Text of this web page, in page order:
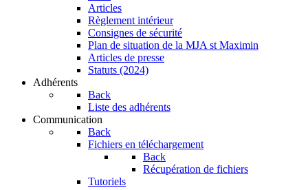
Articles
Règlement intérieur
Consignes de sécurité
Plan de situation de la MJA st Maximin
Articles de presse
Statuts (2024)
Adhérents
Back
Liste des adhérents
Communication
Back
Fichiers en téléchargement
Back
Récupération de fichiers
Tutoriels